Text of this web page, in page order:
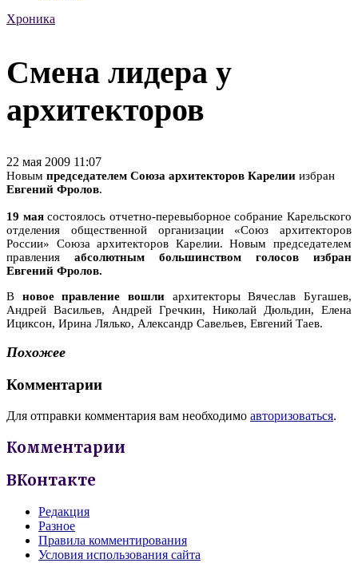
Хроника
Смена лидера у
архитекторов
22 мая 2009 11:07
Новым председателем Союза архитекторов Карелии избран
Евгений Фролов.
19 маясостоялось отчетно-перевыборное собрание Карельского
отделения общественной организации «Союз архитекторов
России» Союза архитекторов Карелии. Новым председателем
правления абсолютным большинством голосов избран
Евгений Фролов.
В новое правление вошли архитекторы Вячеслав Бугашев,
Андрей Васильев, Андрей Гречкин, Николай Дюльдин, Елена
Ициксон, Ирина Лялько, Александр Савельев, Евгений Таев.
Похожее
Комментарии
Для отправки комментария вам необходимо авторизоваться.
Комментарии
ВКонтакте
Редакция
Разное
Правила комментирования
Условия использования сайта